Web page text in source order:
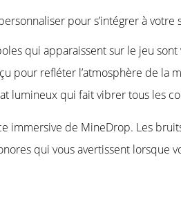
pour s’intégrer à votre
qui apparaissent sur le jeu
pour refléter l’atmosphère de la
lumineux qui fait vibrer tous les
immersive de MineDrop. Les
qui vous avertissent lorsque